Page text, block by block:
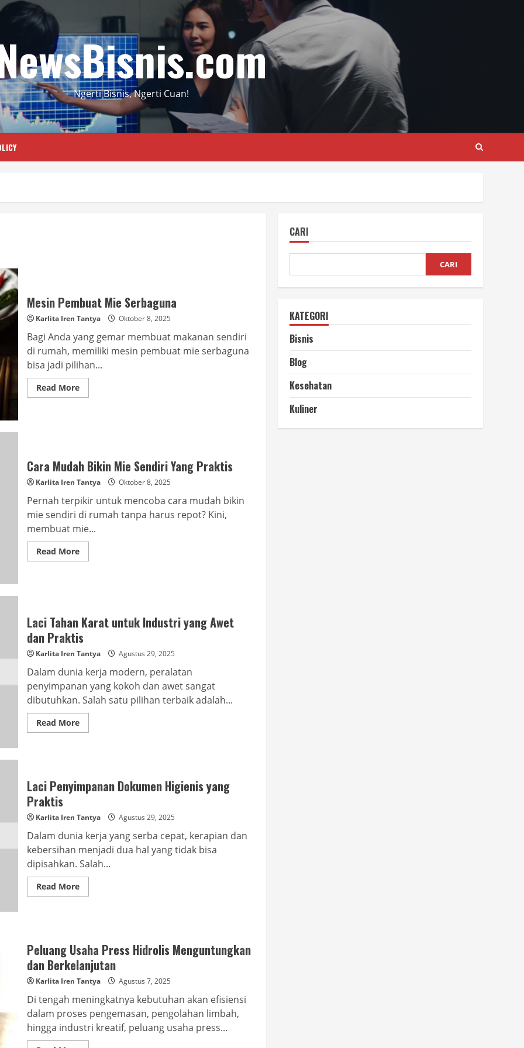
Ngerti Bisnis, Ngerti Cuan!
Mesin Pembuat Mie Serbaguna
Karlita Iren Tantya Oktober 8, 2025
Bagi Anda yang gemar membuat makanan sendiri
di rumah, memiliki mesin pembuat mie serbaguna
bisa jadi pilihan...
Read MoreRead
more
Cara Mudah Bikin Mie Sendiri Yang Praktis
Karlita Iren Tantya Oktober 8, 2025
Pernah terpikir untuk mencoba cara mudah bikin
mie sendiri di rumah tanpa harus repot? Kini,
membuat mie...
Read MoreRead
more
Yang
Praktis
Laci Tahan Karat untuk Industri yang Awet
dan Praktis
Karlita Iren Tantya Agustus 29, 2025
Dalam dunia kerja modern, peralatan
penyimpanan yang kokoh dan awet sangat
dibutuhkan. Salah satu pilihan terbaik adalah...
Read MoreRead
more
yang
Awet
Laci Penyimpanan Dokumen Higienis yang
Praktis
Karlita Iren Tantya Agustus 29, 2025
Dalam dunia kerja yang serba cepat, kerapian dan
kebersihan menjadi dua hal yang tidak bisa
dipisahkan. Salah...
Read MoreRead
more
yang
Praktis
Peluang Usaha Press Hidrolis Menguntungkan
dan Berkelanjutan
Karlita Iren Tantya Agustus 7, 2025
Di tengah meningkatnya kebutuhan akan efisiensi
dalam proses pengemasan, pengolahan limbah,
hingga industri kreatif, peluang usaha press...
CARI
CARI
KATEGORI
Bisnis
Blog
Kesehatan
Kuliner